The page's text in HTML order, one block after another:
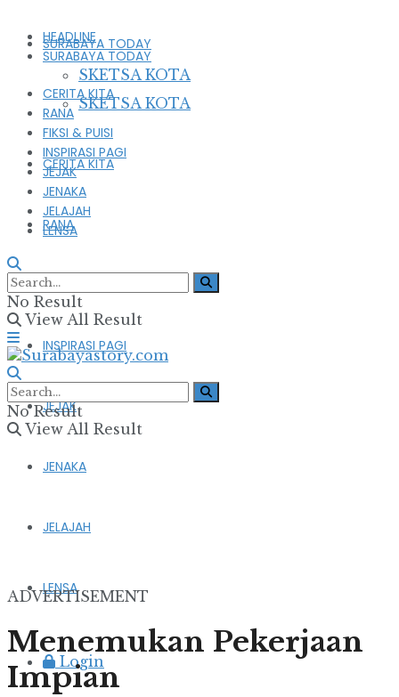
SURABAYA TODAY
SKETSA KOTA
CERITA KITA
RANA
FIKSI & PUISI
INSPIRASI PAGI
JEJAK
JENAKA
JELAJAH
LENSA
Login
HEADLINE
SURABAYA TODAY
SKETSA KOTA
CERITA KITA
RANA
FIKSI & PUISI
INSPIRASI PAGI
JEJAK
JENAKA
JELAJAH
LENSA
No Result
View All Result
No Result
View All Result
ADVERTISEMENT
Menemukan Pekerjaan
Impian